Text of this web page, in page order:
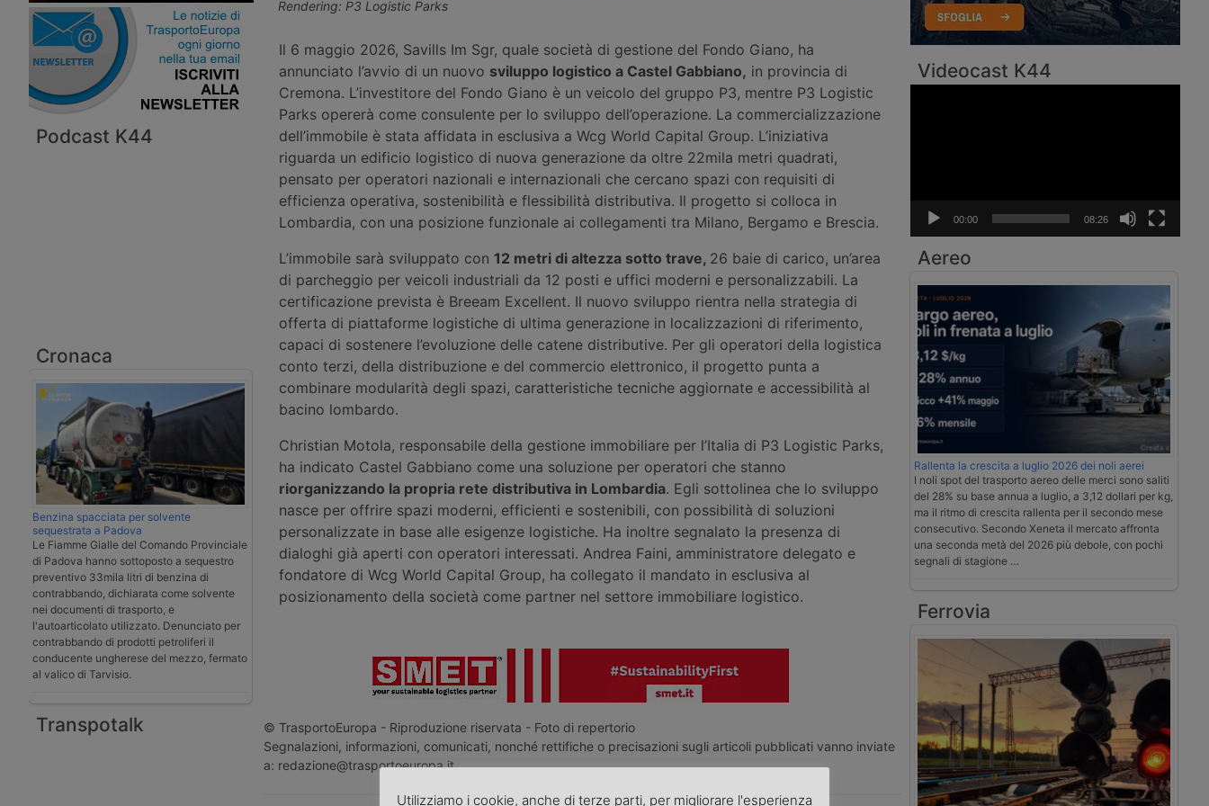
Podcast K44
Cronaca
Benzina spacciata per solvente
sequestrata a Padova
Le Fiamme Gialle del Comando Provinciale
di Padova hanno sottoposto a sequestro
preventivo 33mila litri di benzina di
contrabbando, dichiarata come solvente
nei documenti di trasporto, e
l'autoarticolato utilizzato. Denunciato per
contrabbando di prodotti petroliferi il
conducente ungherese del mezzo, fermato
al valico di Tarvisio.
Transpotalk
Rendering: P3 Logistic Parks
Il 6 maggio 2026, Savills Im Sgr, quale società di gestione del Fondo Giano, ha
annunciato l’avvio di un nuovo sviluppo logistico a Castel Gabbiano, in provincia di
Cremona. L’investitore del Fondo Giano è un veicolo del gruppo P3, mentre P3 Logistic
Parks opererà come consulente per lo sviluppo dell’operazione. La commercializzazione
dell’immobile è stata affidata in esclusiva a Wcg World Capital Group. L’iniziativa
riguarda un edificio logistico di nuova generazione da oltre 22mila metri quadrati,
pensato per operatori nazionali e internazionali che cercano spazi con requisiti di
efficienza operativa, sostenibilità e flessibilità distributiva. Il progetto si colloca in
Lombardia, con una posizione funzionale ai collegamenti tra Milano, Bergamo e Brescia.
L’immobile sarà sviluppato con 12 metri di altezza sotto trave, 26 baie di carico, un’area
di parcheggio per veicoli industriali da 12 posti e uffici moderni e personalizzabili. La
certificazione prevista è Breeam Excellent. Il nuovo sviluppo rientra nella strategia di
offerta di piattaforme logistiche di ultima generazione in localizzazioni di riferimento,
capaci di sostenere l’evoluzione delle catene distributive. Per gli operatori della logistica
conto terzi, della distribuzione e del commercio elettronico, il progetto punta a
combinare modularità degli spazi, caratteristiche tecniche aggiornate e accessibilità al
bacino lombardo.
Christian Motola, responsabile della gestione immobiliare per l’Italia di P3 Logistic Parks,
ha indicato Castel Gabbiano come una soluzione per operatori che stanno
riorganizzando la propria rete distributiva in Lombardia. Egli sottolinea che lo sviluppo
nasce per offrire spazi moderni, efficienti e sostenibili, con possibilità di soluzioni
personalizzate in base alle esigenze logistiche. Ha inoltre segnalato la presenza di
dialoghi già aperti con operatori interessati. Andrea Faini, amministratore delegato e
fondatore di Wcg World Capital Group, ha collegato il mandato in esclusiva al
posizionamento della società come partner nel settore immobiliare logistico.
© TrasportoEuropa - Riproduzione riservata - Foto di repertorio
Segnalazioni, informazioni, comunicati, nonché rettifiche o precisazioni sugli articoli pubblicati vanno inviate
a: redazione@trasportoeuropa.it
Videocast K44
00:00 08:26
Aereo
Rallenta la crescita a luglio 2026 dei noli aerei
I noli spot del trasporto aereo delle merci sono saliti
del 28% su base annua a luglio, a 3,12 dollari per kg,
ma il ritmo di crescita rallenta per il secondo mese
consecutivo. Secondo Xeneta il mercato affronta
una seconda metà del 2026 più debole, con pochi
segnali di stagione …
Ferrovia
Utilizziamo i cookie, anche di terze parti, per migliorare l'esperienza